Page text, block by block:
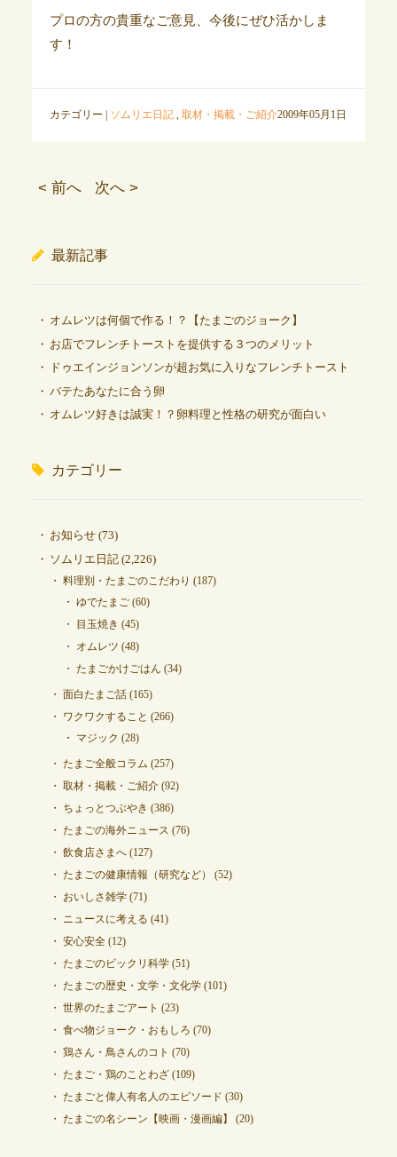
プロの方の貴重なご意見、今後にぜひ活かしま
す！
カテゴリー | ソムリエ日記, 取材・掲載・ご紹介2009年05月1日
< 前へ 次へ >
最新記事
オムレツは何個で作る！？【たまごのジョーク】
お店でフレンチトーストを提供する３つのメリット
ドゥエインジョンソンが超お気に入りなフレンチトースト
バテたあなたに合う卵
オムレツ好きは誠実！？卵料理と性格の研究が面白い
カテゴリー
お知らせ(73)
ソムリエ日記(2,226)
料理別・たまごのこだわり (187)
ゆでたまご(60)
目玉焼き (45)
オムレツ (48)
たまごかけごはん (34)
面白たまご話(165)
ワクワクすること (266)
マジック (28)
たまご全般コラム (257)
取材・掲載・ご紹介(92)
ちょっとつぶやき (386)
たまごの海外ニュース (76)
飲食店さまへ(127)
たまごの健康情報（研究など）
(52)
おいしさ雑学(71)
ニュースに考える (41)
安心安全(12)
たまごのビックリ科学(51)
たまごの歴史・文学・文化学(101)
世界のたまごアート (23)
食べ物ジョーク・おもしろ (70)
鶏さん・鳥さんのコト (70)
たまご・鶏のことわざ(109)
たまごと偉人有名人のエピソード (30)
たまごの名シーン【映画・漫画編】
(20)